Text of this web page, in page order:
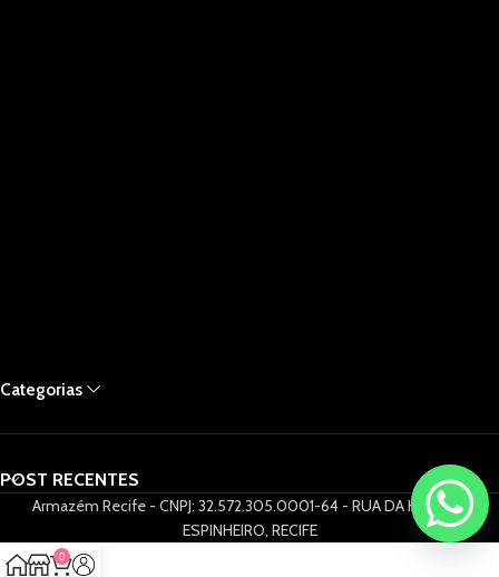
Categorias
POST RECENTES
Armazém Recife - CNPJ: 32.572.305.0001-64 - RUA DA HORA 61,
ESPINHEIRO, RECIFE
0